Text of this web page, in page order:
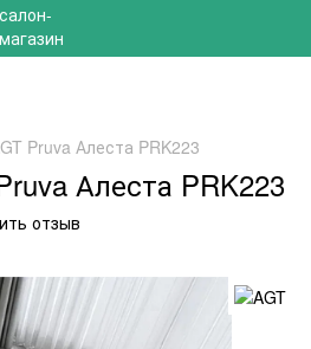
Pruva Алеста PRK223
Алеста PRK223
отзыв